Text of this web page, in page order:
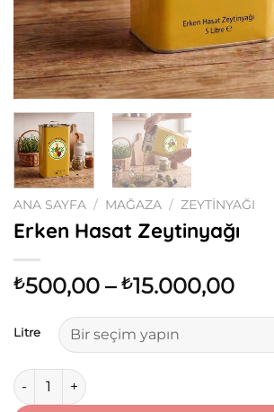
ANA SAYFA / MAĞAZA / ZEYTINYAĞI
Erken Hasat Zeytinyağı
₺500,00 – ₺15.000,00Fiyat
-
Litre
Erken Hasat Zeytinyağı adet